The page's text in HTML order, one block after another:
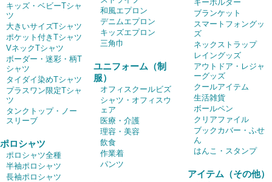
キッズ・ベビーTシャ
ツ
大きいサイズTシャツ
ポケット付きTシャツ
VネックTシャツ
ボーダー・迷彩・柄T
シャツ
タイダイ染めTシャツ
プラスワン限定Tシャ
ツ
タンクトップ・ノー
スリーブ
ポロシャツ
ポロシャツ全種
半袖ポロシャツ
長袖ポロシャツ
和風エプロン
デニムエプロン
キッズエプロン
三角巾
ユニフォーム（制
服）
オフィスクールビズ
シャツ・オフィスウ
ェア
医療・介護
理容・美容
飲食
作業着
パンツ
キーホルダー
ブランケット
スマートフォングッ
ズ
ネックストラップ
レイングッズ
アウトドア・レジャ
ーグッズ
クールアイテム
生活雑貨
ボールペン
クリアファイル
ブックカバー・ふせ
ん
はんこ・スタンプ
アイテム（その他）